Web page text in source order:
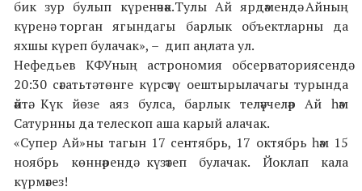
бик зур булып күренәчәк.Тулы Ай ярдәмендә Айның
күренә торган ягындагы барлык объектларны да
яхшы күреп булачак», – дип аңлата ул.
Нефедьев КФУның астрономия обсерваториясендә
20:30 сәгатьтә төнге күрсәтү оештырылачагы турында
әйтә. Күк йөзе аяз булса, барлык теләүчеләр Ай һәм
Сатурнны да телескоп аша карый алачак.
«Супер Ай»ны тагын 17 сентябрь, 17 октябрь һәм 15
ноябрь көннәрендә күзәтеп булачак. Йоклап кала
күрмәгез!